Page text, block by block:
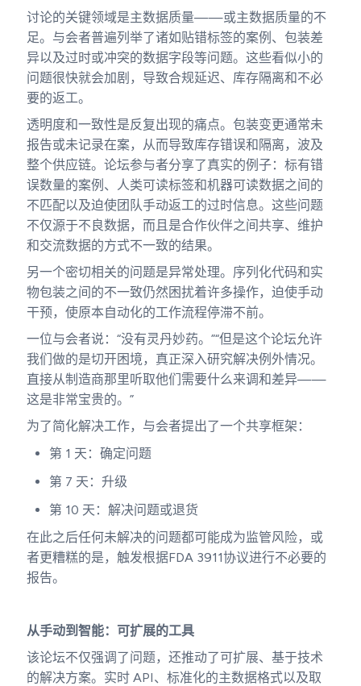
讨论的关键领域是主数据质量——或主数据质量的不
足。与会者普遍列举了诸如贴错标签的案例、包装差
异以及过时或冲突的数据字段等问题。这些看似小的
问题很快就会加剧，导致合规延迟、库存隔离和不必
要的返工。
透明度和一致性是反复出现的痛点。包装变更通常未
报告或未记录在案，从而导致库存错误和隔离，波及
整个供应链。论坛参与者分享了真实的例子：标有错
误数量的案例、人类可读标签和机器可读数据之间的
不匹配以及迫使团队手动返工的过时信息。这些问题
不仅源于不良数据，而且是合作伙伴之间共享、维护
和交流数据的方式不一致的结果。
另一个密切相关的问题是异常处理。序列化代码和实
物包装之间的不一致仍然困扰着许多操作，迫使手动
干预，使原本自动化的工作流程停滞不前。
一位与会者说：“没有灵丹妙药。”“但是这个论坛允许
我们做的是切开困境，真正深入研究解决例外情况。
直接从制造商那里听取他们需要什么来调和差异——
这是非常宝贵的。”
为了简化解决工作，与会者提出了一个共享框架：
第 1 天：确定问题
第 7 天：升级
第 10 天：解决问题或退货
在此之后任何未解决的问题都可能成为监管风险，或
者更糟糕的是，触发根据FDA 3911协议进行不必要的
报告。
从手动到智能：可扩展的工具
该论坛不仅强调了问题，还推动了可扩展、基于技术
的解决方案。实时 API、标准化的主数据格式以及取